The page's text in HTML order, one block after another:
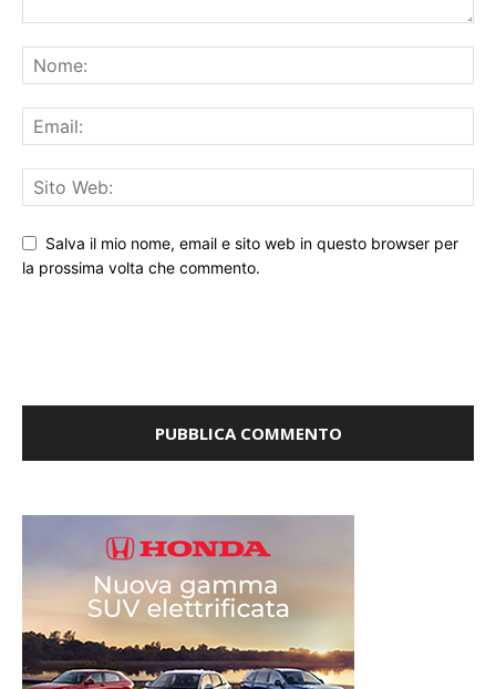
Salva il mio nome, email e sito web in questo browser per
la prossima volta che commento.